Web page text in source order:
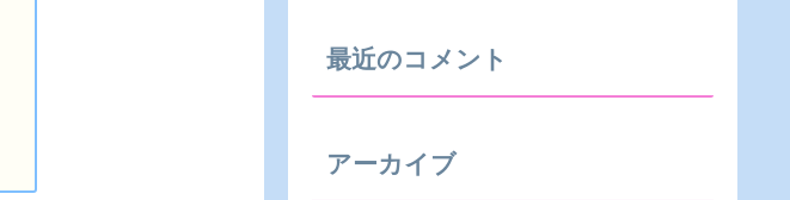
最近のコメント
アーカイブ